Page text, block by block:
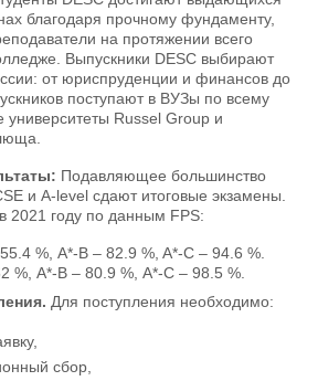
благодаря прочному фундаменту,
на протяжении всего
Выпускники DESC выбирают
от юриспруденции и финансов до
поступают в ВУЗы по всему
университеты Russel Group и
Подавляющее большинство
и A-level сдают итоговые экзамены.
2021 году по данным FPS:
%, A*-B – 82.9 %, A*-C – 94.6 %.
%, A*-B – 80.9 %, А*-С – 98.5 %.
Для поступления необходимо:
сбор,